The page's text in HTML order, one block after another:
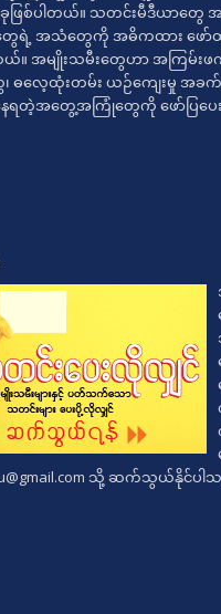
ြစ်ပါတယ်။ သတင်းမီဒီယာတွေ အမ
ေရဲ့ အသံတွေကို အဓိကထား ဖေ
ယ်။ အမျိုးသမီးတွေဟာ အကြမ်း
၊ ဓလေ့ထုံးတမ်း ယဉ်ကျေးမှု အ
ရတဲ့အတွေ့အကြုံတွေကို ဖော်ပြပေး
သို့ ဆက်သွယ်နိုင်ပါ